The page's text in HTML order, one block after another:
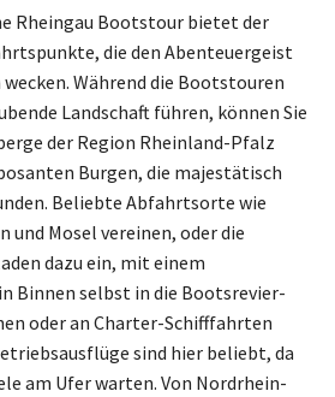
Rheingau Bootstour bietet der
die den Abenteuergeist
wecken. Während die Bootstouren
Landschaft führen, können Sie
der Region Rheinland-Pfalz
Burgen, die majestätisch
Beliebte Abfahrtsorte wie
und Mosel vereinen, oder die
dazu ein, mit einem
Binnen selbst in die Bootsrevier-
oder an Charter-Schifffahrten
sind hier beliebt, da
am Ufer warten. Von Nordrhein-